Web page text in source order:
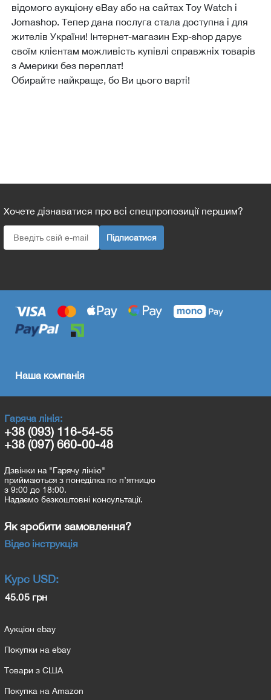
відомого аукціону eBay або на сайтах Toy Watch і
Jomashop. Тепер дана послуга стала доступна і для
жителів України! Інтернет-магазин Еxp-shop дарує
своїм клієнтам можливість купівлі справжніх товарів
з Америки без переплат!
Обирайте найкраще, бо Ви цього варті!
Хочете дізнаватися про всі спецпропозиції першим?
Підписатися
Наша компанія
Гаряча лінія:
+38 (093) 116-54-55
+38 (097) 660-00-48
Дзвінки на "Гарячу лінію"
приймаються з понеділка по п’ятницю
з 9:00 до 18:00.
Надаємо безкоштовні консультації.
Як зробити замовлення?
Відео інструкція
Курс USD:
45.05 грн
Аукціон ebay
Покупки на ebay
Товари з США
Покупка на Amazon